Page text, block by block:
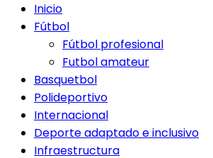
Inicio
Fútbol
Fútbol profesional
Futbol amateur
Basquetbol
Polideportivo
Internacional
Deporte adaptado e inclusivo
Infraestructura